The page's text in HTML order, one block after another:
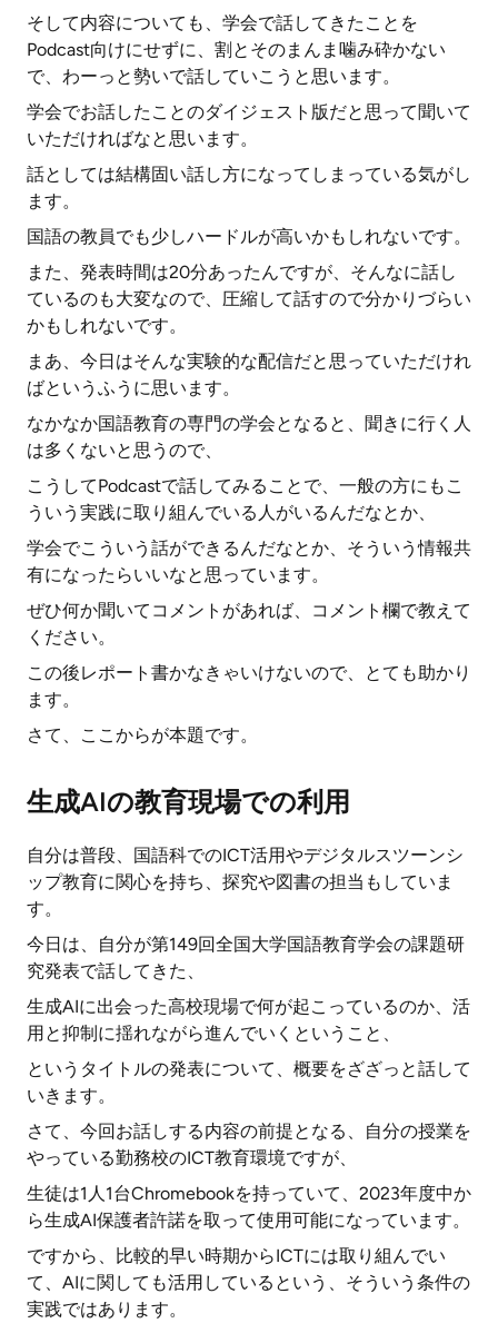
そして内容についても、学会で話してきたことを
Podcast向けにせずに、割とそのまんま噛み砕かない
で、わーっと勢いで話していこうと思います。
学会でお話したことのダイジェスト版だと思って聞いて
いただければなと思います。
話としては結構固い話し方になってしまっている気がし
ます。
国語の教員でも少しハードルが高いかもしれないです。
また、発表時間は20分あったんですが、そんなに話し
ているのも大変なので、圧縮して話すので分かりづらい
かもしれないです。
まあ、今日はそんな実験的な配信だと思っていただけれ
ばというふうに思います。
なかなか国語教育の専門の学会となると、聞きに行く人
は多くないと思うので、
こうしてPodcastで話してみることで、一般の方にもこ
ういう実践に取り組んでいる人がいるんだなとか、
学会でこういう話ができるんだなとか、そういう情報共
有になったらいいなと思っています。
ぜひ何か聞いてコメントがあれば、コメント欄で教えて
ください。
この後レポート書かなきゃいけないので、とても助かり
ます。
さて、ここからが本題です。
生成AIの教育現場での利用
自分は普段、国語科でのICT活用やデジタルスツーンシ
ップ教育に関心を持ち、探究や図書の担当もしていま
す。
今日は、自分が第149回全国大学国語教育学会の課題研
究発表で話してきた、
生成AIに出会った高校現場で何が起こっているのか、活
用と抑制に揺れながら進んでいくということ、
というタイトルの発表について、概要をざざっと話して
いきます。
さて、今回お話しする内容の前提となる、自分の授業を
やっている勤務校のICT教育環境ですが、
生徒は1人1台Chromebookを持っていて、2023年度中か
ら生成AI保護者許諾を取って使用可能になっています。
ですから、比較的早い時期からICTには取り組んでい
て、AIに関しても活用しているという、そういう条件の
実践ではあります。